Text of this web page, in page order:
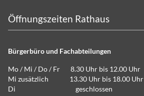
Öffnungszeiten Rathaus
Bürgerbüro und Fachabteilungen
Mo / Mi / Do / Fr 8.30 Uhr bis 12.00 Uhr
Mi zusätzlich 13.30 Uhr bis 18.00 Uhr
Di geschlossen